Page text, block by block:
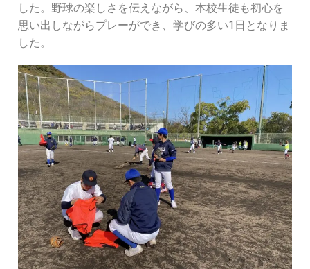
した。野球の楽しさを伝えながら、本校生徒も初心を
思い出しながらプレーができ、学びの多い1日となりま
した。